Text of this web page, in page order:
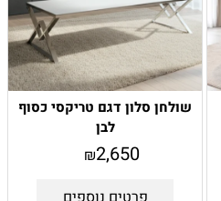
שולחן סלון דגם טריקסי כסוף
לבן
₪2,650